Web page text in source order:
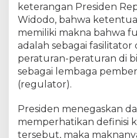
keterangan Presiden
Widodo, bahwa
memiliki makna bahwa
adalah sebagai
peraturan-peraturan di
sebagai lembaga
(regulator).
Presiden menegaskan
memperhatikan definisi
tersebut, maka